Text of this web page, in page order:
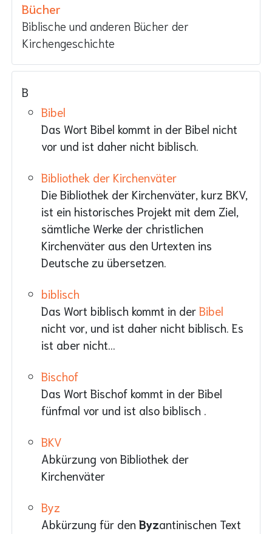
Bücher
Biblische und anderen Bücher der
Kirchengeschichte
B
Bibel
Das Wort Bibel kommt in der Bibel nicht
vor und ist daher nicht biblisch.
Bibliothek der Kirchenväter
Die Bibliothek der Kirchenväter, kurz BKV,
ist ein historisches Projekt mit dem Ziel,
sämtliche Werke der christlichen
Kirchenväter aus den Urtexten ins
Deutsche zu übersetzen.
biblisch
Das Wort biblisch kommt in der Bibel
nicht vor, und ist daher nicht biblisch. Es
ist aber nicht...
Bischof
Das Wort Bischof kommt in der Bibel
fünfmal vor und ist also biblisch .
BKV
Abkürzung von Bibliothek der
Kirchenväter
Byz
Abkürzung für den Byzantinischen Text